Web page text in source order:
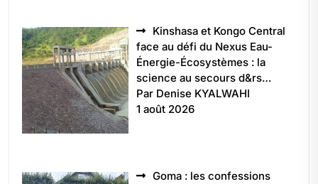
Kinshasa et Kongo Central
face au défi du Nexus Eau-
Énergie-Écosystèmes : la
science au secours d&rs…
Par Denise KYALWAHI
1 août 2026
Goma : les confessions